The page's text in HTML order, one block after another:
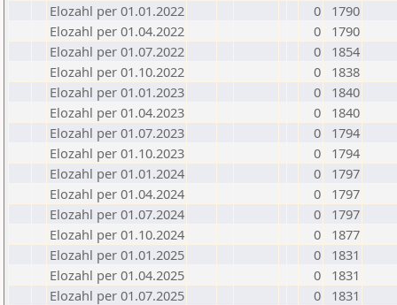
Elozahl per 01.01.2022
0
1790
Elozahl per 01.04.2022
0
1790
Elozahl per 01.07.2022
0
1854
Elozahl per 01.10.2022
0
1838
Elozahl per 01.01.2023
0
1840
Elozahl per 01.04.2023
0
1840
Elozahl per 01.07.2023
0
1794
Elozahl per 01.10.2023
0
1794
Elozahl per 01.01.2024
0
1797
Elozahl per 01.04.2024
0
1797
Elozahl per 01.07.2024
0
1797
Elozahl per 01.10.2024
0
1877
Elozahl per 01.01.2025
0
1831
Elozahl per 01.04.2025
0
1831
Elozahl per 01.07.2025
0
1831